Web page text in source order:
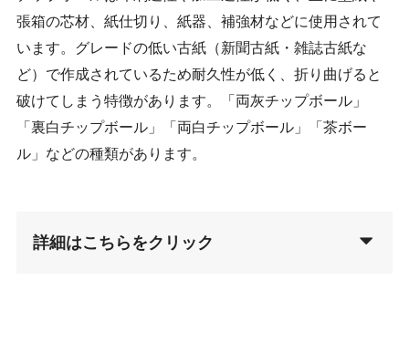
張箱の芯材、紙仕切り、紙器、補強材などに使用されて
います。グレードの低い古紙（新聞古紙・雑誌古紙な
ど）で作成されているため耐久性が低く、折り曲げると
破けてしまう特徴があります。「両灰チップボール」
「裏白チップボール」「両白チップボール」「茶ボー
ル」などの種類があります。
詳細はこちらをクリック